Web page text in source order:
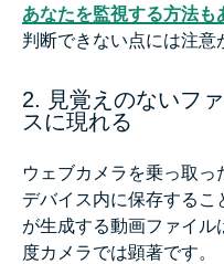
あなたを監視する方法も
判断できない点には注意
2. 見覚えのないフ
スに現れる
ウェブカメラを乗っ取
デバイス内に保存する
が生成する動画ファイ
度カメラでは顕著です。